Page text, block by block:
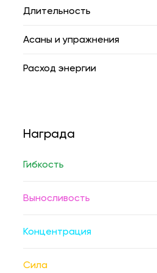
Длительность
Асаны и упражнения
Расход энергии
Награда
Гибкость
Выносливость
Концентрация
Сила